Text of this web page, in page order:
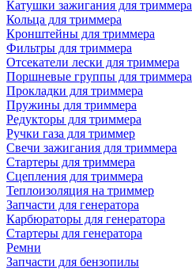
Катушки зажигания для триммера
Кольца для триммера
Кронштейны для триммера
Фильтры для триммера
Отсекатели лески для триммера
Поршневые группы для триммера
Прокладки для триммера
Пружины для триммера
Редукторы для триммера
Ручки газа для триммер
Свечи зажигания для триммера
Стартеры для триммера
Сцепления для триммера
Теплоизоляция на триммер
Запчасти для генератора
Карбюраторы для генератора
Стартеры для генератора
Ремни
Запчасти для бензопилы